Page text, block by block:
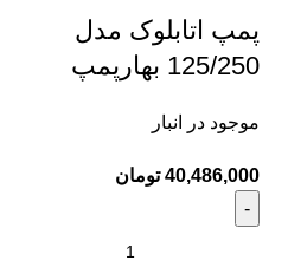
پمپ اتابلوک مدل
125/250 بهارپمپ
موجود در انبار
40,486,000 تومان